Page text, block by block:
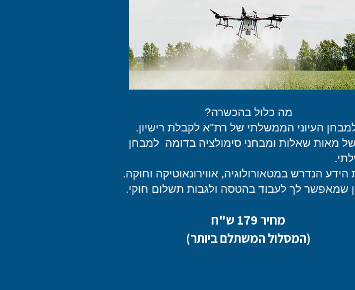
מה כלול בהכשרה?
העיוני הממשלתי של רת"א לקבלת רישיון.
מאות שאלות ומבחני סימולציה בדומה למבחן
הנדרש במטאורולוגיה, אווירונאוטיקה וחוקה.
שמאפשר לך לעבוד בהטסה ולגבות תשלום חוקי.
מחיר 179 ש"ח
(המסלול המשתלם ביותר)